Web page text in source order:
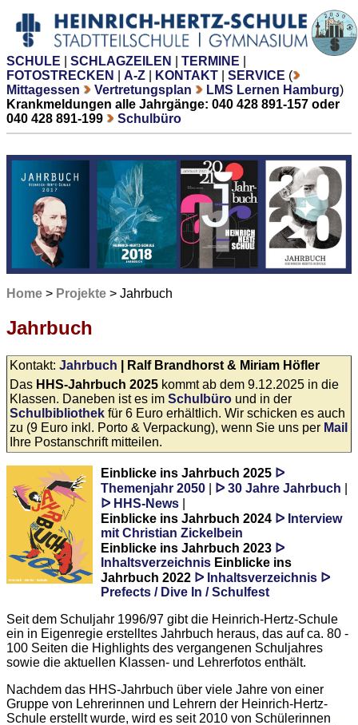
SCHULE SCHLAGZEILEN TERMINE
FOTOSTRECKEN
A-Z KONTAKT SERVICE (
Mittagessen
Vertretungsplan LMS Lernen Hamburg)
Krankmeldungen alle Jahrgänge: 040 428 891-157 oder
040 428 891-199
Schulbüro
Home > Projekte > Jahrbuch
Jahrbuch
Kontakt: Jahrbuch | Ralf Brandhorst & Miriam Höfler
Das HHS-Jahrbuch 2025 kommt ab dem 9.12.2025 in die
Klassen. Daneben ist es im Schulbüro und in der
Schulbibliothek für 6 Euro erhältlich. Wir schicken es auch
zu (9 Euro inkl. Porto & Verpackung), wenn Sie uns per Mail
Ihre Postanschrift mitteilen.
Einblicke ins Jahrbuch 2025 ᐅ
Themenjahr 2050
ᐅ 30 Jahre Jahrbuch
ᐅ HHS-News
Einblicke ins Jahrbuch 2024 ᐅ Interview
mit Christian Zickelbein
Einblicke ins Jahrbuch 2023 ᐅ
Inhaltsverzeichnis Einblicke ins
Jahrbuch 2022 ᐅ Inhaltsverzeichnis ᐅ
Prefects / Dive In / Schulfest
Seit dem Schuljahr 1996/97 gibt die Heinrich-Hertz-Schule
ein in Eigenregie erstelltes Jahrbuch heraus, das auf ca. 80 -
100 Seiten die Highlights des vergangenen Schuljahres
sowie die aktuellen Klassen- und Lehrerfotos enthält.
Nachdem das HHS-Jahrbuch über viele Jahre von einer
Gruppe von Lehrerinnen und Lehrern der Heinrich-Hertz-
Schule erstellt wurde, wird es seit 2010 von Schülerinnen